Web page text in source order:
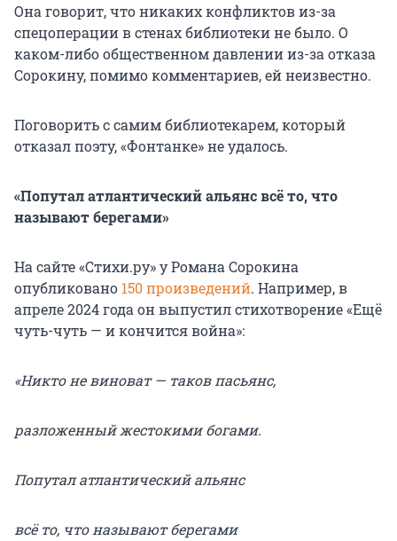
Она говорит, что никаких конфликтов из-за
спецоперации в стенах библиотеки не было. О
каком-либо общественном давлении из-за отказа
Сорокину, помимо комментариев, ей неизвестно.
Поговорить с самим библиотекарем, который
отказал поэту, «Фонтанке» не удалось.
«Попутал атлантический альянс всё то, что
называют берегами»
На сайте «Стихи.ру» у Романа Сорокина
опубликовано 150 произведений. Например, в
апреле 2024 года он выпустил стихотворение «Ещё
чуть-чуть — и кончится война»:
«Никто не виноват — таков пасьянс,
разложенный жестокими богами.
Попутал атлантический альянс
всё то, что называют берегами